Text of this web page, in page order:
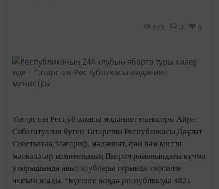
878 0 0
Татарстан Республикасы мәдәният министры Айрат
Сибагатуллин бүген Татарстан Республикасы Дәүләт
Советының Мәгариф, мәдәният, фән һәм милли
мәсьәләләр комитетының Питрәч районындагы күчмә
утырышында авыл клублары турында тәфсилле
чыгыш ясады. “Бүгенге көндә республикада 3821